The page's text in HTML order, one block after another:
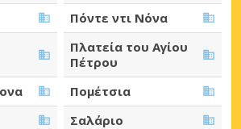
Πόντε ντι Νόνα
Πλατεία του Αγίου
Πέτρου
Πομέτσια
Σαλάριο